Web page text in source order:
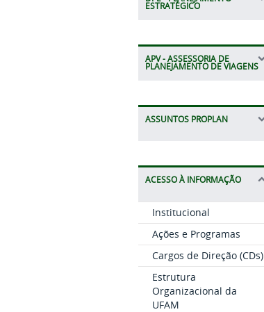
ESTRATÉGICO
APV - ASSESSORIA DE
PLANEJAMENTO DE VIAGENS
ASSUNTOS PROPLAN
ACESSO À INFORMAÇÃO
Institucional
Ações e Programas
Cargos de Direção (CDs)
Estrutura
Organizacional da
UFAM